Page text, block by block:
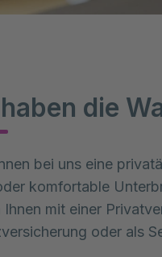
die
bei uns eine
komfortable
Ihnen mit einer
oder als